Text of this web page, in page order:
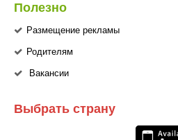
Полезно
Размещение рекламы
Родителям
Вакансии
Выбрать страну